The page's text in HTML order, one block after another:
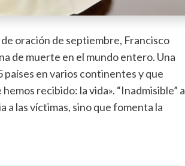
oración de septiembre, Francisco
de muerte en el mundo entero. Una
países en varios continentes y que
recibido: la vida». “Inadmisible” a
a las víctimas, sino que fomenta la